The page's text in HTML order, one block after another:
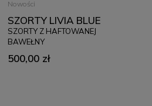
Koszula została wykonana z wysokiej
która zapewnia przewiewność,
Haftowana tkanina nadaje modelowi
kobiecego charakteru.
Nowości
SZORTY LIVIA BLUE
SZORTY Z HAFTOWANEJ
BAWEŁNY
500,00 zł